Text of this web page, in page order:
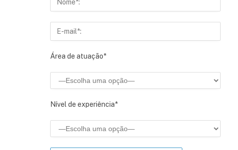
Área de atuação*
Nível de experiência*